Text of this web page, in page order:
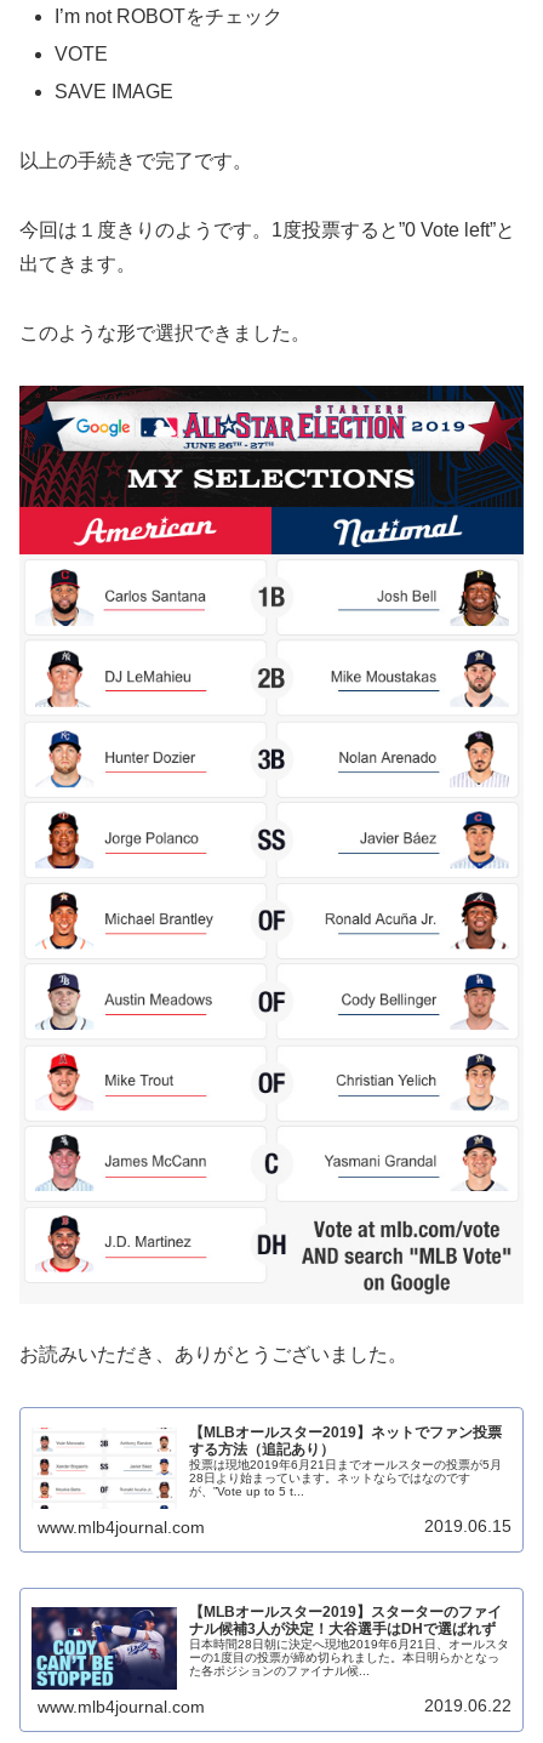
I’m not ROBOTをチェック
VOTE
SAVE IMAGE
以上の手続きで完了です。
今回は１度きりのようです。1度投票すると”0 Vote left”と
出てきます。
このような形で選択できました。
お読みいただき、ありがとうございました。
【MLBオールスター2019】ネットでファン投票
する方法（追記あり）
投票は現地2019年6月21日までオールスターの投票が5月
28日より始まっています。ネットならではなのです
が、”Vote up to 5 t...
www.mlb4journal.com 2019.06.15
【MLBオールスター2019】スターターのファイ
ナル候補3人が決定！大谷選手はDHで選ばれず
日本時間28日朝に決定へ現地2019年6月21日、オールスタ
ーの1度目の投票が締め切られました。本日明らかとなっ
た各ポジションのファイナル候...
www.mlb4journal.com 2019.06.22